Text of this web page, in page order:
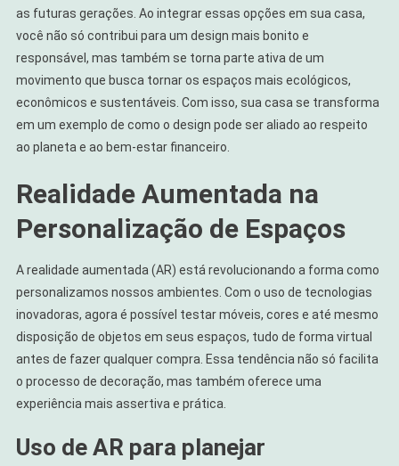
as futuras gerações. Ao integrar essas opções em sua casa,
você não só contribui para um design mais bonito e
responsável, mas também se torna parte ativa de um
movimento que busca tornar os espaços mais ecológicos,
econômicos e sustentáveis. Com isso, sua casa se transforma
em um exemplo de como o design pode ser aliado ao respeito
ao planeta e ao bem-estar financeiro.
Realidade Aumentada na
Personalização de Espaços
A realidade aumentada (AR) está revolucionando a forma como
personalizamos nossos ambientes. Com o uso de tecnologias
inovadoras, agora é possível testar móveis, cores e até mesmo
disposição de objetos em seus espaços, tudo de forma virtual
antes de fazer qualquer compra. Essa tendência não só facilita
o processo de decoração, mas também oferece uma
experiência mais assertiva e prática.
Uso de AR para planejar